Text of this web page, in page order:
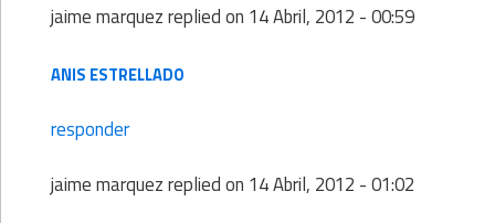
jaime marquezreplied on 14 Abril, 2012 - 00:59
ANIS ESTRELLADO
responder
jaime marquezreplied on 14 Abril, 2012 - 01:02